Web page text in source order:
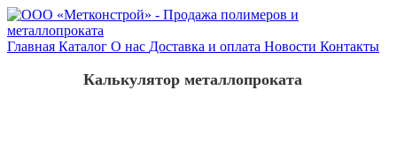
Главная Каталог О нас Доставка и оплата Новости Контакты
Калькулятор металлопроката